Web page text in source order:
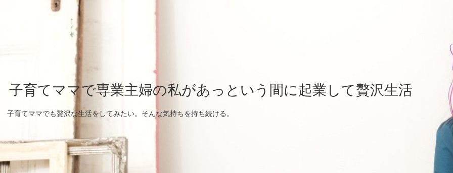
子育てママで専業主婦の私があっという間に起業して贅沢生活
子育てママでも贅沢な生活をしてみたい。そんな気持ちを持ち続ける。